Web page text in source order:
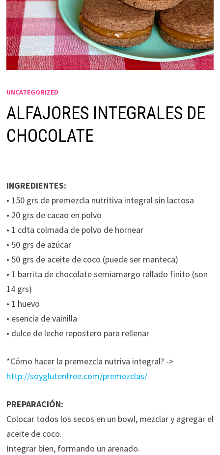
UNCATEGORIZED
ALFAJORES INTEGRALES DE
CHOCOLATE
INGREDIENTES:
• 150 grs de premezcla nutritiva integral sin lactosa
• 20 grs de cacao en polvo
• 1 cdta colmada de polvo de hornear
• 50 grs de azúcar
• 50 grs de aceite de coco (puede ser manteca)
• 1 barrita de chocolatesemiamargo rallado finito (son
14 grs)
• 1 huevo
• esencia de vainilla
• dulce de leche repostero para rellenar
*Cómo hacer la premezcla nutriva integral? ->
http://soyglutenfree.com/premezclas/
PREPARACIÓN:
Colocar todos los secos en un bowl, mezclar y agregar el
aceite de coco.
Integrar bien, formando un arenado.